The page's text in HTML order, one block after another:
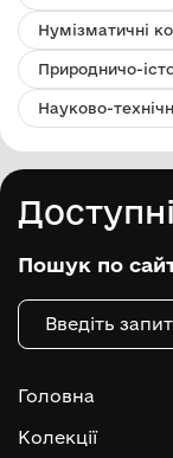
Нумізматичні
Природничо-
Науково-
Пошук по
Головна
Колекції